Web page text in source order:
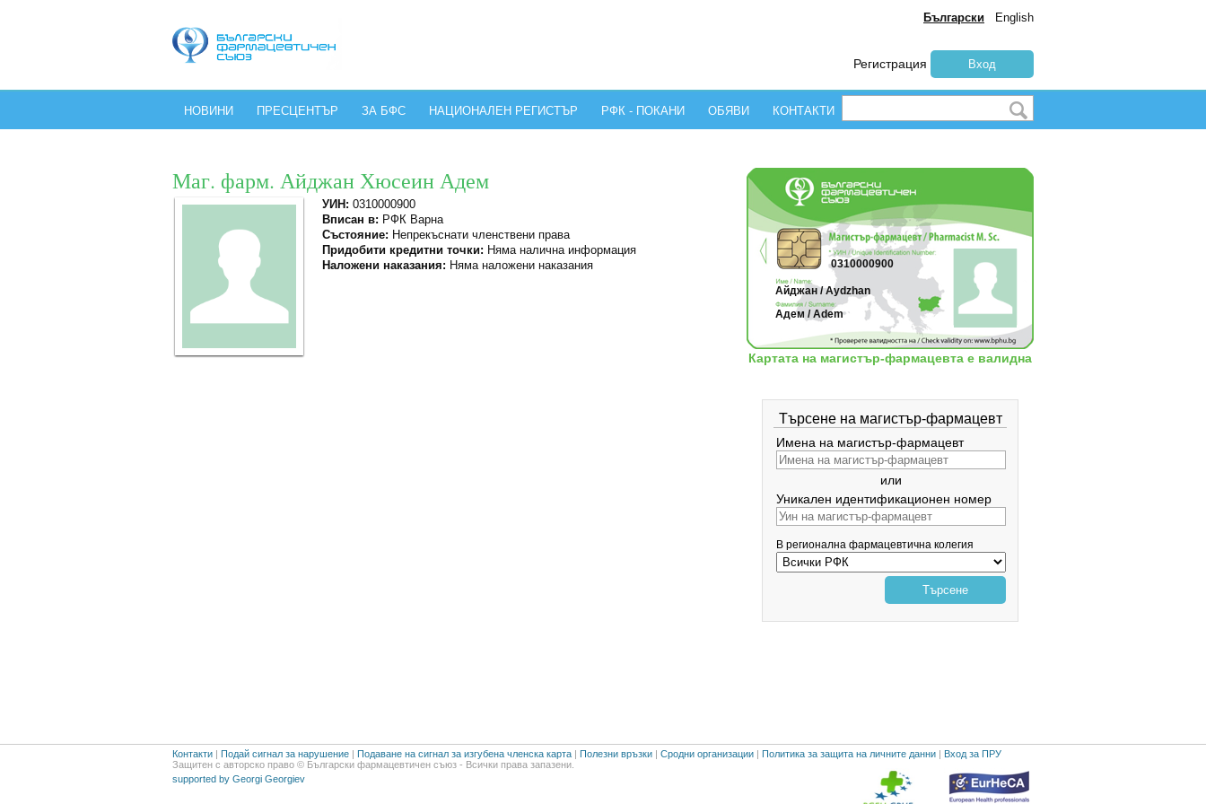
Български English
Регистрация Вход
НОВИНИ ПРЕСЦЕНТЪР ЗА БФС НАЦИОНАЛЕН РЕГИСТЪР РФК - ПОКАНИ ОБЯВИ КОНТАКТИ
Маг. фарм. Айджан Хюсеин Адем
УИН: 0310000900
Вписан в: РФК Варна
Състояние: Непрекъснати членствени права
Придобити кредитни точки: Няма налична информация
Наложени наказания: Няма наложени наказания 0310000900
Айджан / Aydzhan
Адем / Adem
Картата на магистър-фармацевта е валидна
Търсене на магистър-фармацевт
Имена на магистър-фармацевт
или
Уникален идентификационен номер
В регионална фармацевтична колегия
Търсене
Контакти | Подай сигнал за нарушение | Подаване на сигнал за изгубена членска карта | Полезни връзки | Сродни организации | Политика за защита на личните данни | Вход за ПРУ
Защитен с авторско право © Български фармацевтичен съюз - Всички права запазени.
supported by Georgi Georgiev